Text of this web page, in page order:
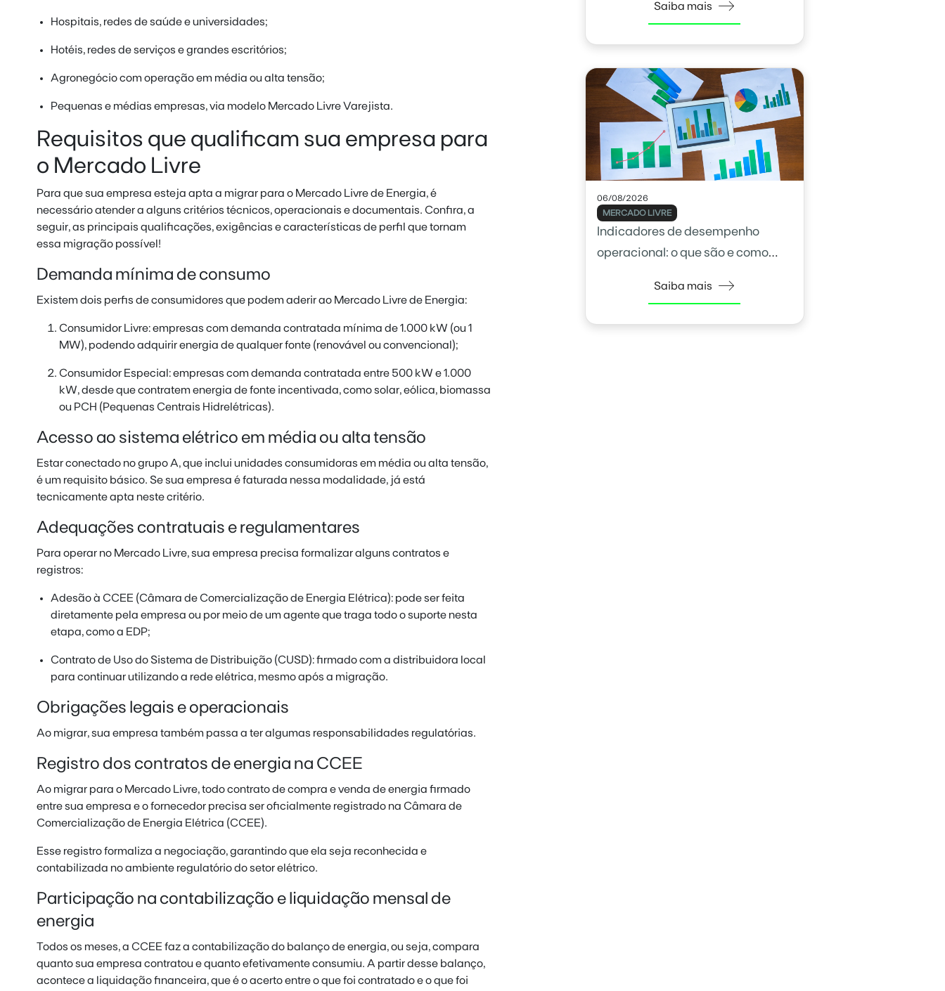
Hospitais, redes de saúde e universidades;
Hotéis, redes de serviços e grandes escritórios;
Agronegócio com operação em média ou alta tensão;
Pequenas e médias empresas, via modelo Mercado Livre Varejista.
Requisitos que qualificam sua empresa para
o Mercado Livre
Para que sua empresa esteja apta a migrar para o Mercado Livre de Energia, é
necessário atender a alguns critérios técnicos, operacionais e documentais. Confira, a
seguir, as principais qualificações, exigências e características de perfil que tornam
essa migração possível!
Demanda mínima de consumo
Existem dois perfis de consumidores que podem aderir ao Mercado Livre de Energia:
Consumidor Livre: empresas com demanda contratada mínima de 1.000 kW (ou 1
MW), podendo adquirir energia de qualquer fonte (renovável ou convencional);
Consumidor Especial: empresas com demanda contratada entre 500 kW e 1.000
kW, desde que contratem energia de fonte incentivada, como solar, eólica, biomassa
ou PCH (Pequenas Centrais Hidrelétricas).
Acesso ao sistema elétrico em média ou alta tensão
Estar conectado no grupo A, que inclui unidades consumidoras em média ou alta tensão,
é um requisito básico. Se sua empresa é faturada nessa modalidade, já está
tecnicamente apta neste critério.
Adequações contratuais e regulamentares
Para operar no Mercado Livre, sua empresa precisa formalizar alguns contratos e
registros:
Adesão à CCEE (Câmara de Comercialização de Energia Elétrica): pode ser feita
diretamente pela empresa ou por meio de um agente que traga todo o suporte nesta
etapa, como a EDP;
Contrato de Uso do Sistema de Distribuição (CUSD): firmado com a distribuidora local
para continuar utilizando a rede elétrica, mesmo após a migração.
Obrigações legais e operacionais
Ao migrar, sua empresa também passa a ter algumas responsabilidades regulatórias.
Registro dos contratos de energia na CCEE
Ao migrar para o Mercado Livre, todo contrato de compra e venda de energia firmado
entre sua empresa e o fornecedor precisa ser oficialmente registrado na Câmara de
Comercialização de Energia Elétrica (CCEE).
Esse registro formaliza a negociação, garantindo que ela seja reconhecida e
contabilizada no ambiente regulatório do setor elétrico.
Participação na contabilização e liquidação mensal de
energia
Todos os meses, a CCEE faz a contabilização do balanço de energia, ou seja, compara
quanto sua empresa contratou e quanto efetivamente consumiu. A partir desse balanço,
acontece a liquidação financeira, que é o acerto entre o que foi contratado e o que foi
Saiba mais
06/08/2026
MERCADO LIVRE
Indicadores de desempenho
operacional: o que são e como
Saiba mais